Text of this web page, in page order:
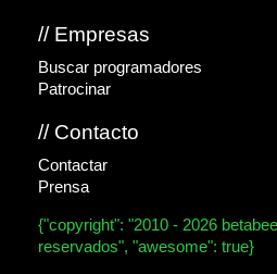
// Empresas
Buscar programadores
Patrocinar
// Contacto
Contactar
Prensa
{"copyright": "2010 - 2026
reservados", "awesome": true}